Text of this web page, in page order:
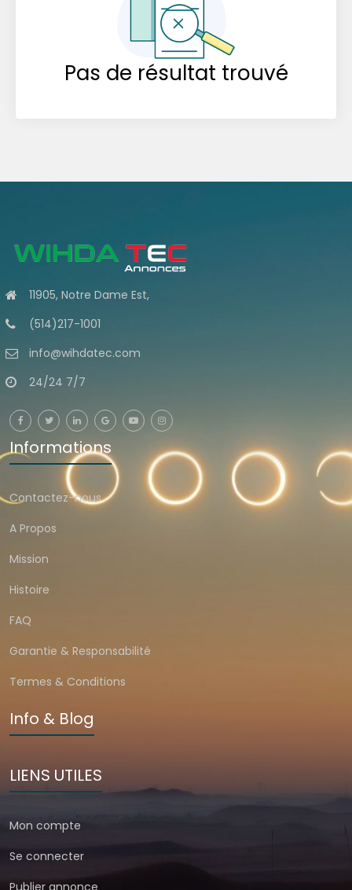
Pas de résultat trouvé
11905, Notre Dame Est,
(514)217-1001
info@wihdatec.com
24/24 7/7
Informations
Contactez-nous
A Propos
Mission
Histoire
FAQ
Garantie & Responsabilité
Termes & Conditions
Info & Blog
LIENS UTILES
Mon compte
Se connecter
Publier annonce